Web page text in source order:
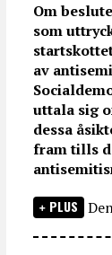
Om
som
av
uttala sig
dessa
fram tills
PLUS